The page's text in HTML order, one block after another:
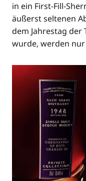
in ein First-Fill-
äußerst sel­te­nen
dem Jah­res­tag der
wur­de, wer­den nur